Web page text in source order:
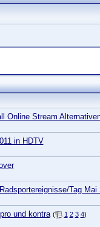
Online Stream
in HDTV
Tag Mai
und kontra ( 1 2 3 4)